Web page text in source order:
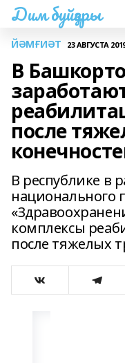
Дим буйҙары
ЙӘМҒИӘТ 23 АВГУСТА
В
после
В республике в
национального
комплексы
после тяжелых